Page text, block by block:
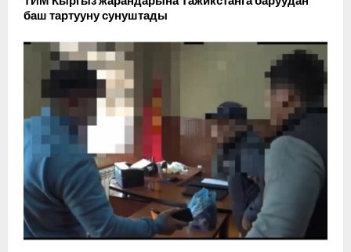
баш тартууну сунуштады